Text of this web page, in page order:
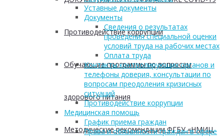
Противодействие коррупции
Обучающие программы по вопросам
здорового питания
Методические рекомендации ФГБУ «НМИЦ
Уставные документы
Документы
Сведения о результатах
проведения специальной оценки
условий труда на рабочих местах
Оплата труда
Контакты контролирующих органов и
телефоны доверия, консультации по
вопросам преодоления кризисных
ситуаций
Противодействие коррупции
Медицинская помощь
График приема граждан
Права и обязанности граждан в сфере